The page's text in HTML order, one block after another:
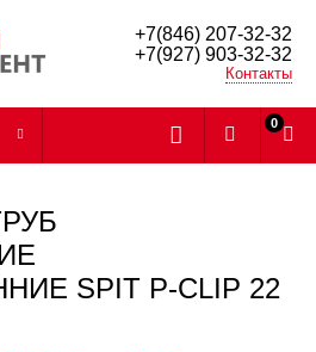
+7(846) 207-32-32
+7(927) 903-32-32
Контакты
0
SPIT P-CLIP 22